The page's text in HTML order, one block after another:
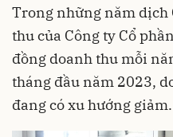
Trong những năm dịch
thu của Công ty Cổ
đồng doanh thu mỗi
tháng đầu năm 2023,
đang có xu hướng giảm.